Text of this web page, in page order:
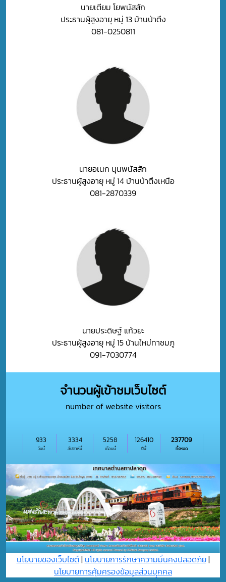
นายเตียม โยพนัสสัก
ประธานผู้สูงอายุ หมู่ 13 บ้านป่าตึง
081-0250811
นายอเนก นุนพนัสสัก
ประธานผู้สูงอายุ หมู่ 14 บ้านป่าตึงเหนือ
081-2870339
นายประดิษฐ์ แก้วยะ
ประธานผู้สูงอายุ หมู่ 15 บ้านใหม่ทาชมภู
091-7030774
จำนวนผู้เข้าชมเว็บไซต์
number of website visitors
วันนี้
933
สัปดาห์นี้
3334
เดือนนี้
5258
ปีนี้
126410
ทั้งหมด
237709
นโยบายของเว็บไซต์| นโยบายการรักษาความมั่นคงปลอดภัย|
นโยบายการคุ้มครองข้อมูลส่วนบุุคคล